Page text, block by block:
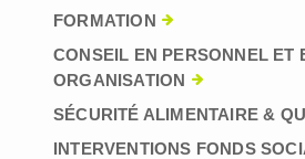
FORMATION
CONSEIL EN PERSONNEL ET
ORGANISATION
SÉCURITÉ ALIMENTAIRE &
INTERVENTIONS FONDS